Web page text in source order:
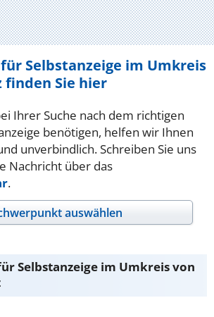
Selbstanzeige im Umkreis
finden Sie hier
Ihrer Suche nach dem richtigen
benötigen, helfen wir Ihnen
unverbindlich. Schreiben Sie uns
Nachricht über das
.
auswählen
Selbstanzeige im Umkreis von